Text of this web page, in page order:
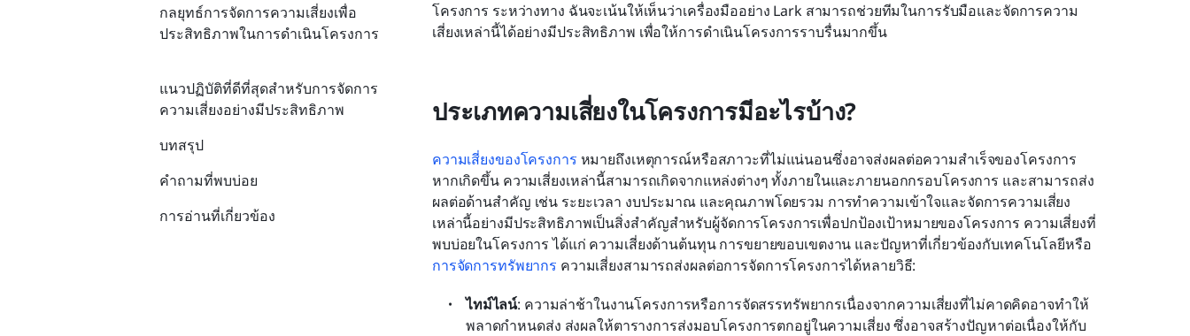
โครงการ ระหว่างทาง ฉันจะเน้นให้เห็นว่าเครื่องมืออย่าง Lark สามารถช่วยทีมในการรับมือและจัดการความ
เสี่ยงเหล่านี้ได้อย่างมีประสิทธิภาพ เพื่อให้การดำเนินโครงการราบรื่นมากขึ้น
ประเภทความเสี่ยงในโครงการมีอะไรบ้าง?
ความเสี่ยงของโครงการ หมายถึงเหตุการณ์หรือสภาวะที่ไม่แน่นอนซึ่งอาจส่งผลต่อความสำเร็จของโครงการ
หากเกิดขึ้น ความเสี่ยงเหล่านี้สามารถเกิดจากแหล่งต่างๆ ทั้งภายในและภายนอกกรอบโครงการ และสามารถส่ง
ผลต่อด้านสำคัญ เช่น ระยะเวลา งบประมาณ และคุณภาพโดยรวม การทำความเข้าใจและจัดการความเสี่ยง
เหล่านี้อย่างมีประสิทธิภาพเป็นสิ่งสำคัญสำหรับผู้จัดการโครงการเพื่อปกป้องเป้าหมายของโครงการ ความเสี่ยงที่
พบบ่อยในโครงการ ได้แก่ ความเสี่ยงด้านต้นทุน การขยายขอบเขตงาน และปัญหาที่เกี่ยวข้องกับเทคโนโลยีหรือ
การจัดการทรัพยากร ความเสี่ยงสามารถส่งผลต่อการจัดการโครงการได้หลายวิธี:
ไทม์ไลน์: ความล่าช้าในงานโครงการหรือการจัดสรรทรัพยากรเนื่องจากความเสี่ยงที่ไม่คาดคิดอาจทำให้
พลาดกำหนดส่ง ส่งผลให้ตารางการส่งมอบโครงการตกอยู่ในความเสี่ยง ซึ่งอาจสร้างปัญหาต่อเนื่องให้กับ
กลยุทธ์การจัดการความเสี่ยงเพื่อ
ประสิทธิภาพในการดำเนินโครงการ
แนวปฏิบัติที่ดีที่สุดสำหรับการจัดการ
ความเสี่ยงอย่างมีประสิทธิภาพ
บทสรุป
คำถามที่พบบ่อย
การอ่านที่เกี่ยวข้อง